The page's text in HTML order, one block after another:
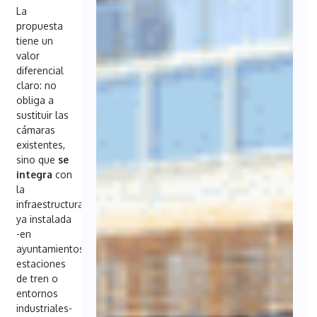
La
propuesta
tiene un
valor
diferencial
claro: no
obliga a
sustituir las
cámaras
existentes,
sino que se
integracon
la
infraestructura
ya instalada
-en
ayuntamientos,
estaciones
de tren o
entornos
industriales-